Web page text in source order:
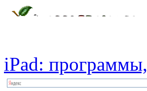
iPad: программы,